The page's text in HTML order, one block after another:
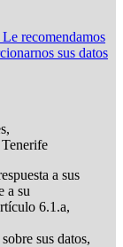
Le recomendamos
sus datos
a sus
a su
6.1.a,
sus datos,